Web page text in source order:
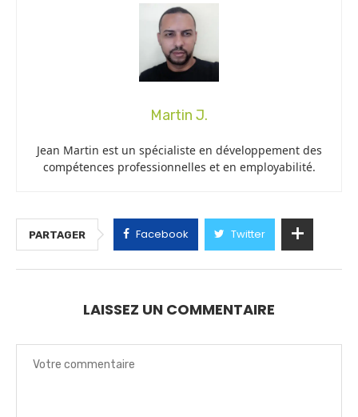
Martin J.
Jean Martin est un spécialiste en développement des
compétences professionnelles et en employabilité.
PARTAGER Facebook Twitter
LAISSEZ UN COMMENTAIRE